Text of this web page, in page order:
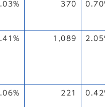
370 0.70%
1,089 2.05%
221 0.42%